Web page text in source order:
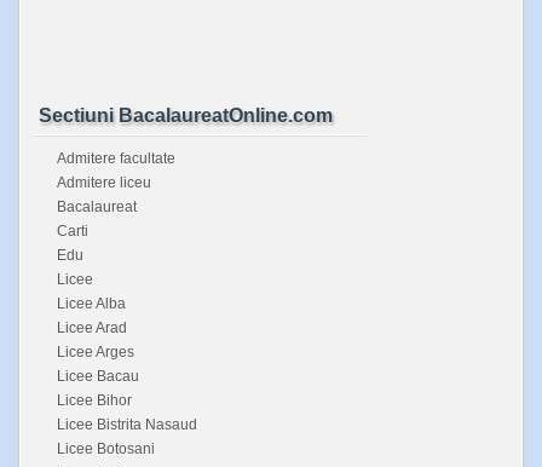
Sectiuni BacalaureatOnline.com
Admitere facultate
Admitere liceu
Bacalaureat
Carti
Edu
Licee
Licee Alba
Licee Arad
Licee Arges
Licee Bacau
Licee Bihor
Licee Bistrita Nasaud
Licee Botosani